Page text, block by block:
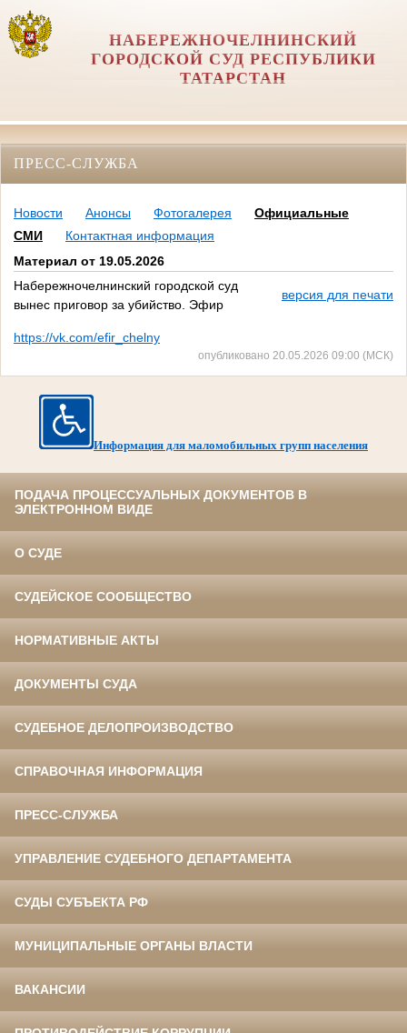
НАБЕРЕЖНОЧЕЛНИНСКИЙ
ГОРОДСКОЙ СУД РЕСПУБЛИКИ
ТАТАРСТАН
ПРЕСС-СЛУЖБА
Новости Анонсы Фотогалерея
Официальные
СМИ
Контактная информация
Материал от 19.05.2026
Набережночелнинский городской суд
вынес приговор за убийство. Эфир
версия для печати
https://vk.com/efir_chelny
опубликовано 20.05.2026 09:00 (МСК)
Информация для маломобильных групп населения
ПОДАЧА ПРОЦЕССУАЛЬНЫХ ДОКУМЕНТОВ В
ЭЛЕКТРОННОМ ВИДЕ
О СУДЕ
СУДЕЙСКОЕ СООБЩЕСТВО
НОРМАТИВНЫЕ АКТЫ
ДОКУМЕНТЫ СУДА
СУДЕБНОЕ ДЕЛОПРОИЗВОДСТВО
СПРАВОЧНАЯ ИНФОРМАЦИЯ
ПРЕСС-СЛУЖБА
УПРАВЛЕНИЕ СУДЕБНОГО ДЕПАРТАМЕНТА
СУДЫ СУБЪЕКТА РФ
МУНИЦИПАЛЬНЫЕ ОРГАНЫ ВЛАСТИ
ВАКАНСИИ